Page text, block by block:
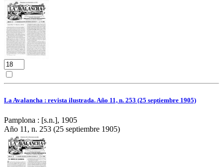
La Avalancha : revista ilustrada. Año 11, n. 253 (25 septiembre 1905)
Pamplona : [s.n.], 1905
Año 11, n. 253 (25 septiembre 1905)